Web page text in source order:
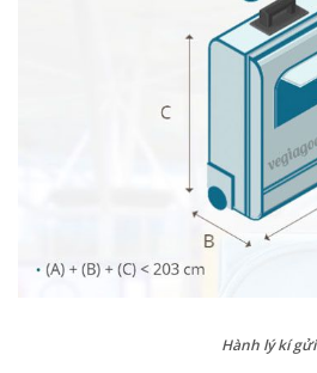
Hành lý kí gửi